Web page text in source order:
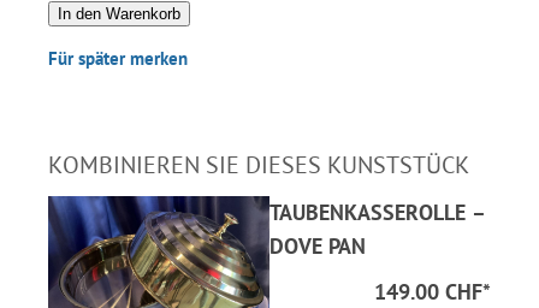
In den Warenkorb
Für später merken
KOMBINIEREN SIE DIESES KUNSTSTÜCK
TAUBENKASSEROLLE –
DOVE PAN
149.00 CHF*